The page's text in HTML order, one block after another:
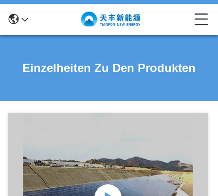
Einzelheiten Zu Den Produkten